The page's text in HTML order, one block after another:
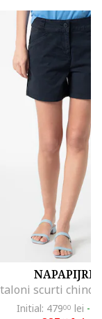
NAPAPIJRI
Initial: 47900 lei -